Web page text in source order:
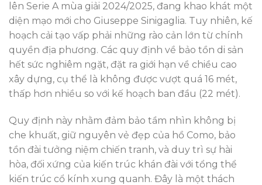
lên Serie A mùa giải 2024/2025, đang khao khát một
diện mạo mới cho Giuseppe Sinigaglia. Tuy nhiên, kế
hoạch cải tạo vấp phải những rào cản lớn từ chính
quyền địa phương. Các quy định về bảo tồn di sản
hết sức nghiêm ngặt, đặt ra giới hạn về chiều cao
xây dựng, cụ thể là không được vượt quá 16 mét,
thấp hơn nhiều so với kế hoạch ban đầu (22 mét).
Quy định này nhằm đảm bảo tầm nhìn không bị
che khuất, giữ nguyên vẻ đẹp của hồ Como, bảo
tồn đài tưởng niệm chiến tranh, và duy trì sự hài
hòa, đối xứng của kiến trúc khán đài với tổng thể
kiến trúc cổ kính xung quanh. Đây là một thách